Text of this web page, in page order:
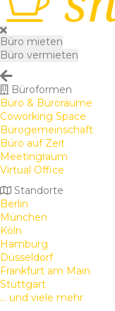
Büro mieten
Büro vermieten
Büroformen
Büro & Büroräume
Coworking Space
Bürogemeinschaft
Büro auf Zeit
Meetingraum
Virtual Office
Standorte
Berlin
München
Köln
Hamburg
Düsseldorf
Frankfurt am Main
Stuttgart
... und viele mehr